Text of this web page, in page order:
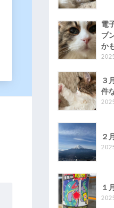
電
ブ
か
３
件
２
１